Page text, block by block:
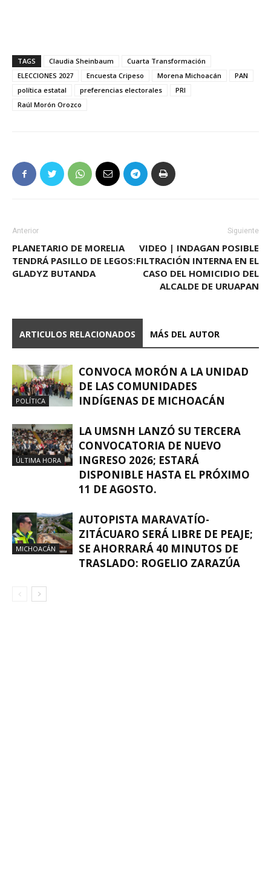
TAGS Claudia Sheinbaum
Cuarta Transformación
ELECCIONES 2027
Encuesta Cripeso Morena Michoacán
PAN
política estatal
preferencias electorales
PRI
Raúl Morón Orozco
Anterior
PLANETARIO DE MORELIA
TENDRÁ PASILLO DE LEGOS:
GLADYZ BUTANDA
Siguiente
VIDEO | INDAGAN POSIBLE
FILTRACIÓN INTERNA EN EL
CASO DEL HOMICIDIO DEL
ALCALDE DE URUAPAN
ARTICULOS RELACIONADOS MÁS DEL AUTOR
POLÍTICA
CONVOCA MORÓN A LA UNIDAD
DE LAS COMUNIDADES
INDÍGENAS DE MICHOACÁN
ÚLTIMA HORA
LA UMSNH LANZÓ SU TERCERA
CONVOCATORIA DE NUEVO
INGRESO 2026; ESTARÁ
DISPONIBLE HASTA EL PRÓXIMO
11 DE AGOSTO.
MICHOACÁN
AUTOPISTA MARAVATÍO-
ZITÁCUARO SERÁ LIBRE DE PEAJE;
SE AHORRARÁ 40 MINUTOS DE
TRASLADO: ROGELIO ZARAZÚA